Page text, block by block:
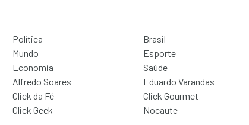
Política
Brasil
Mundo
Esporte
Economia
Saúde
Alfredo Soares
Eduardo Varandas
Click da Fé
Click Gourmet
Click Geek Nocaute